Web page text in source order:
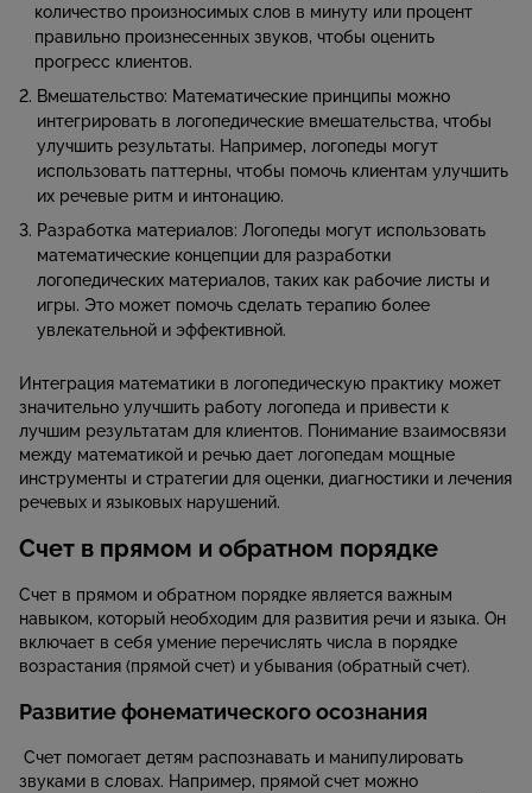
количество произносимых слов в минуту или процент
правильно произнесенных звуков, чтобы оценить
прогресс клиентов.
Вмешательство: Математические принципы можно
интегрировать в логопедические вмешательства, чтобы
улучшить результаты. Например, логопеды могут
использовать паттерны, чтобы помочь клиентам улучшить
их речевые ритм и интонацию.
Разработка материалов: Логопеды могут использовать
математические концепции для разработки
логопедических материалов, таких как рабочие листы и
игры. Это может помочь сделать терапию более
увлекательной и эффективной.
Интеграция математики в логопедическую практику может
значительно улучшить работу логопеда и привести к
лучшим результатам для клиентов. Понимание взаимосвязи
между математикой и речью дает логопедам мощные
инструменты и стратегии для оценки, диагностики и лечения
речевых и языковых нарушений.
Счет в прямом и обратном порядке
Счет в прямом и обратном порядке является важным
навыком, который необходим для развития речи и языка. Он
включает в себя умение перечислять числа в порядке
возрастания (прямой счет) и убывания (обратный счет).
Развитие фонематического осознания
Счет помогает детям распознавать и манипулировать
звуками в словах. Например, прямой счет можно